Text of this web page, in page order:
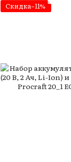
Скидка−11%